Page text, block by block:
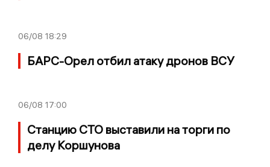
06/08 18:29
БАРС-Орел отбил атаку дронов ВСУ
06/08 17:00
Станцию СТО выставили на торги по
делу Коршунова